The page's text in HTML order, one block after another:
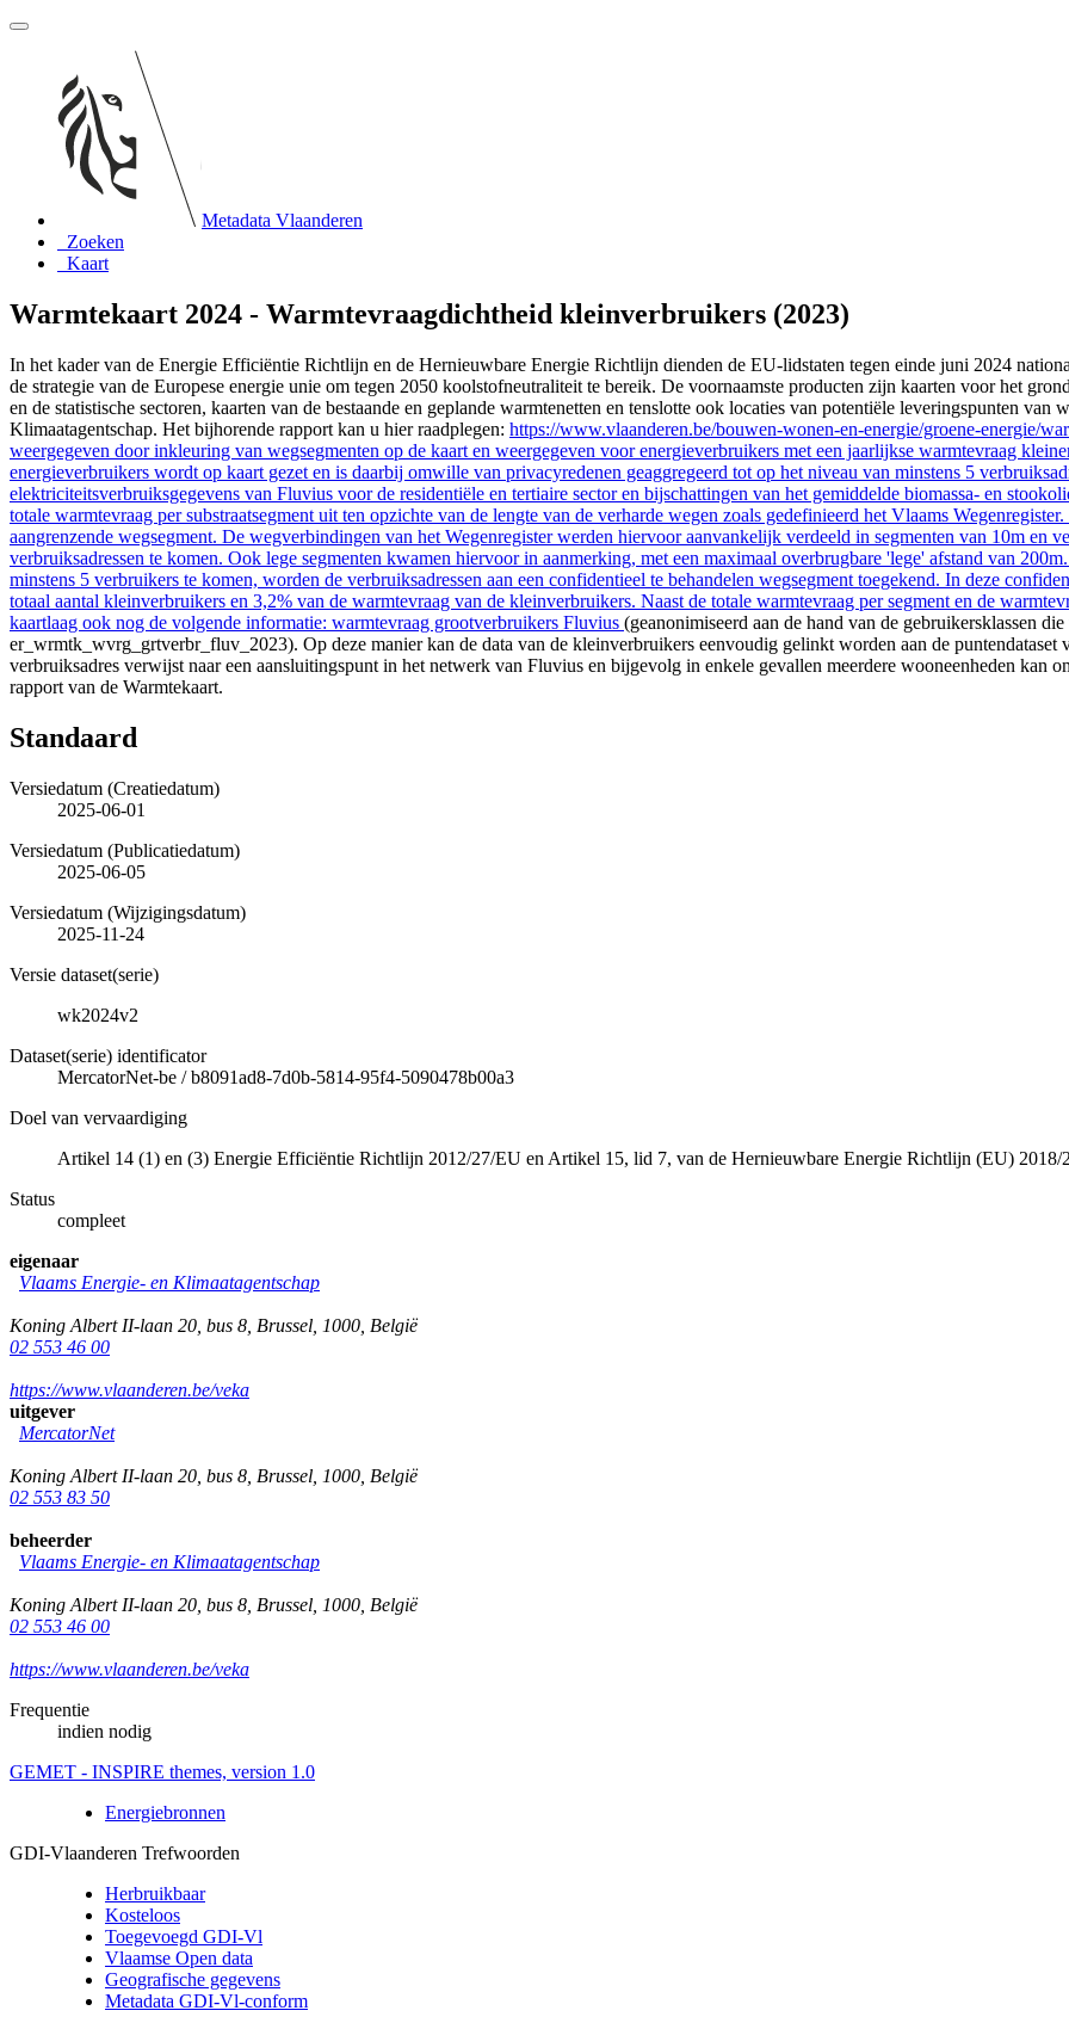
Metadata Vlaanderen
Zoeken
Kaart
Warmtekaart 2024 - Warmtevraagdichtheid kleinverbruikers (2023)
In het kader van de Energie Efficiëntie Richtlijn en de Hernieuwbare Energie Richtlijn dienden de EU-lidstaten tegen einde juni 2024
de strategie van de Europese energie unie om tegen 2050 koolstofneutraliteit te bereik. De voornaamste producten zijn kaarten voor het
en de statistische sectoren, kaarten van de bestaande en geplande warmtenetten en tenslotte ook locaties van potentiële leveringspunten
Klimaatagentschap. Het bijhorende rapport kan u hier raadplegen: https://www.vlaanderen.be/bouwen-wonen-en-energie/groene-energie/
weergegeven door inkleuring van wegsegmenten op de kaart en weergegeven voor energieverbruikers met een jaarlijkse warmtevraag
energieverbruikers wordt op kaart gezet en is daarbij omwille van privacyredenen geaggregeerd tot op het niveau van minstens 5
elektriciteitsverbruiksgegevens van Fluvius voor de residentiële en tertiaire sector en bijschattingen van het gemiddelde biomassa- en
totale warmtevraag per substraatsegment uit ten opzichte van de lengte van de verharde wegen zoals gedefinieerd het Vlaams
aangrenzende wegsegment. De wegverbindingen van het Wegenregister werden hiervoor aanvankelijk verdeeld in segmenten van 10m en
verbruiksadressen te komen. Ook lege segmenten kwamen hiervoor in aanmerking, met een maximaal overbrugbare 'lege' afstand van
minstens 5 verbruikers te komen, worden de verbruiksadressen aan een confidentieel te behandelen wegsegment toegekend. In deze
totaal aantal kleinverbruikers en 3,2% van de warmtevraag van de kleinverbruikers. Naast de totale warmtevraag per segment en de
kaartlaag ook nog de volgende informatie: warmtevraag grootverbruikers Fluvius (geanonimiseerd aan de hand van de gebruikersklassen
er_wrmtk_wvrg_grtverbr_fluv_2023). Op deze manier kan de data van de kleinverbruikers eenvoudig gelinkt worden aan de puntendataset
verbruiksadres verwijst naar een aansluitingspunt in het netwerk van Fluvius en bijgevolg in enkele gevallen meerdere wooneenheden kan
rapport van de Warmtekaart.
Standaard
Versiedatum (Creatiedatum)
2025-06-01
Versiedatum (Publicatiedatum)
2025-06-05
Versiedatum (Wijzigingsdatum)
2025-11-24
Versie dataset(serie)
wk2024v2
Dataset(serie) identificator
MercatorNet-be /b8091ad8-7d0b-5814-95f4-5090478b00a3
Doel van vervaardiging
Artikel 14 (1) en (3) Energie Efficiëntie Richtlijn 2012/27/EU en Artikel 15, lid 7, van de Hernieuwbare Energie Richtlijn (EU) 2018/
Status
compleet
eigenaar
Vlaams Energie- en Klimaatagentschap
Koning Albert II-laan 20, bus 8 Brussel 1000 België
02 553 46 00
https://www.vlaanderen.be/veka
uitgever
MercatorNet
Koning Albert II-laan 20, bus 8 Brussel 1000 België
02 553 83 50
beheerder
Vlaams Energie- en Klimaatagentschap
Koning Albert II-laan 20, bus 8 Brussel 1000 België
02 553 46 00
https://www.vlaanderen.be/veka
Frequentie
indien nodig
GEMET - INSPIRE themes, version 1.0
Energiebronnen
GDI-Vlaanderen Trefwoorden
Herbruikbaar
Kosteloos
Toegevoegd GDI-Vl
Vlaamse Open data
Geografische gegevens
Metadata GDI-Vl-conform